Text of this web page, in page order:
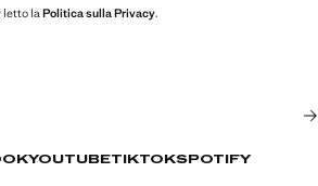
letto la Politica sulla Privacy.
YOUTUBETIKTOKSPOTIFY